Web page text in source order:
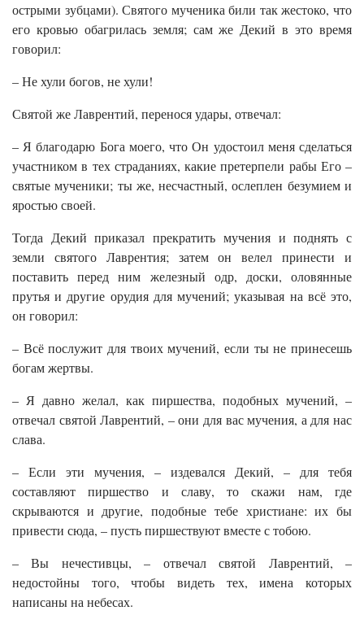
острыми зубцами). Святого мученика били так жестоко, что
его кровью обагрилась земля; сам же Декий в это время
говорил:
– Не хули богов, не хули!
Святой же Лаврентий, перенося удары, отвечал:
– Я благодарю Бога моего, что Он удостоил меня сделаться
участником в тех страданиях, какие претерпели рабы Его –
святые мученики; ты же, несчастный, ослеплен безумием и
яростью своей.
Тогда Декий приказал прекратить мучения и поднять с
земли святого Лаврентия; затем он велел принести и
поставить перед ним железный одр, доски, оловянные
прутья и другие орудия для мучений; указывая на всё это,
он говорил:
– Всё послужит для твоих мучений, если ты не принесешь
богам жертвы.
– Я давно желал, как пиршества, подобных мучений, –
отвечал святой Лаврентий, – они для вас мучения, а для нас
слава.
– Если эти мучения, – издевался Декий, – для тебя
составляют пиршество и славу, то скажи нам, где
скрываются и другие, подобные тебе христиане: их бы
привести сюда, – пусть пиршествуют вместе с тобою.
– Вы нечестивцы, – отвечал святой Лаврентий, –
недостойны того, чтобы видеть тех, имена которых
написаны на небесах.